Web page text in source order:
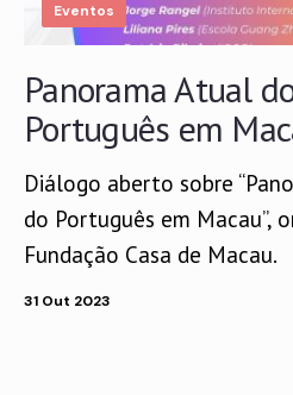
Eventos
Panorama Atual
Português em
Diálogo aberto sobre
do Português em Macau”,
Fundação Casa de Macau.
31 Out 2023